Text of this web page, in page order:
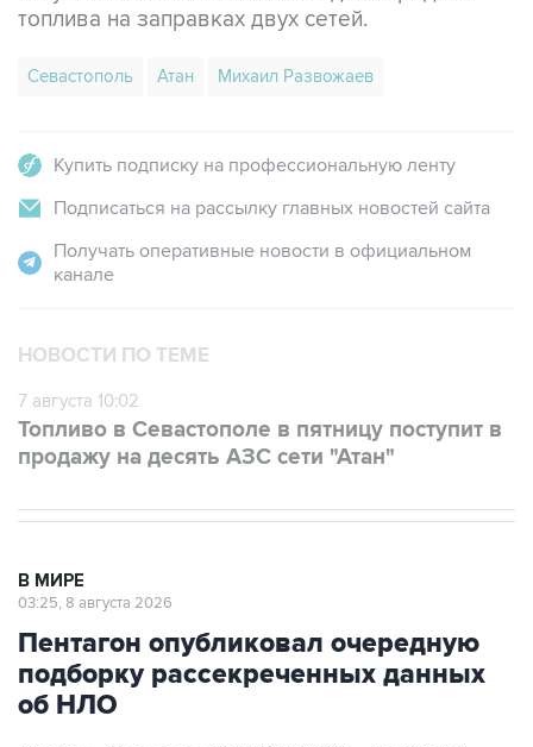
Севастополь Атан Михаил Развожаев
Подписаться на рассылку главных новостей сайта
Получать оперативные новости в официальном
7 августа 10:02
продажу на десять АЗС сети "Атан"
Пентагон опубликовал очередную
подборку рассекреченных данных
об НЛО
Москва. 8 августа. INTERFAX.RU - Пентагон